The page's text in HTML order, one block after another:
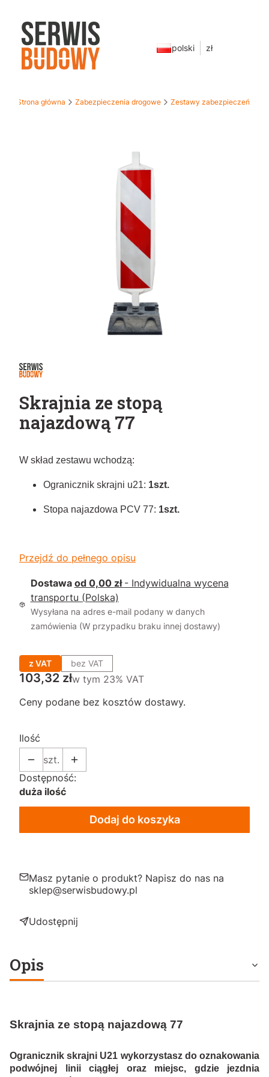
polski zł
Strona główna Zabezpieczenia drogowe Zestawy zabezpieczeń
Skrajnia ze stopą
najazdową 77
W skład zestawu wchodzą:
Ogranicznik skrajni u21: 1szt.
Stopa najazdowa PCV 77: 1szt.
Przejdź do pełnego opisu
Dostawa od 0,00 zł - Indywidualna wycena
transportu (Polska)
Wysyłana na adres e-mail podany w danych
zamówienia (W przypadku braku innej dostawy)
z VAT bez VAT
Cena
103,32 złw tym 23% VAT
w tym 23% VAT
Ceny podane bez kosztów dostawy.
Ilość
szt.
Dostępność:
duża ilość
Dodaj do koszyka
Masz pytanie o produkt? Napisz do nas na
sklep@serwisbudowy.pl
Udostępnij
Opis
Skrajnia ze stopą najazdową 77
Ogranicznik skrajni U21 wykorzystaszdo oznakowania
podwójnej linii ciągłej oraz miejsc, gdzie jezdnia